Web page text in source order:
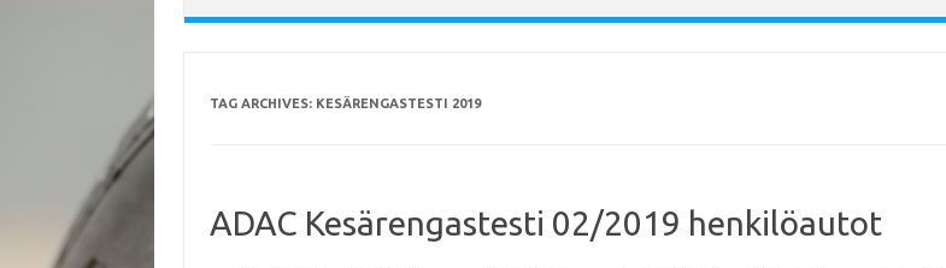
TAG ARCHIVES: KESÄRENGASTESTI 2019
ADAC Kesärengastesti 02/2019 henkilöautot